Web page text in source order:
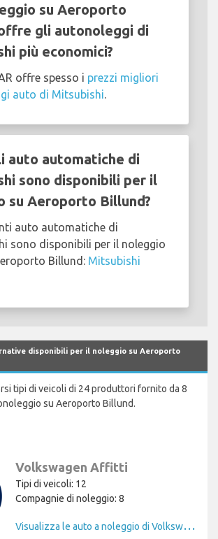
su Aeroporto
gli autonoleggi di
più economici?
offre spesso i prezzi migliori
auto di Mitsubishi
auto automatiche di
sono disponibili per il
su Aeroporto Billund?
auto automatiche di
sono disponibili per il noleggio
Billund: Mitsubishi
disponibili per il noleggio su Aeroporto
tipi di veicoli di 24 produttori fornito da 8
su Aeroporto Billund.
Volkswagen Affitti
Tipi di veicoli: 12
Compagnie di noleggio: 8
V
isualizza le auto a noleggio di Volkswagen